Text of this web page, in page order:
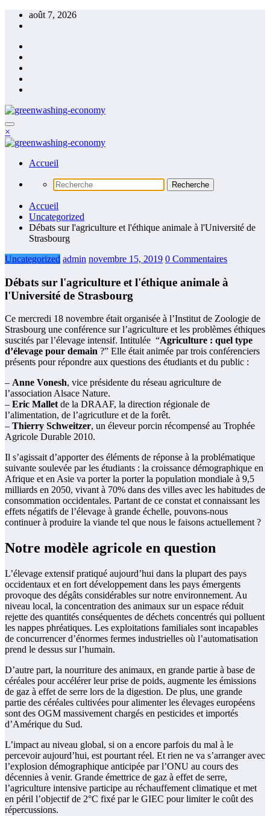
Aller
août 7, 2026
Green Economy
Green Economy
×
Green Economy
Green Economy
Accueil
Accueil
Uncategorized
Débats sur l'agriculture et l'éthique animale à l'Université de
Strasbourg
Uncategorized admin novembre 15, 2019 0 Commentaires
Débats sur l'agriculture et l'éthique animale à
l'Université de Strasbourg
Ce mercredi 18 novembre était organisée à l’Institut de Zoologie de
Strasbourg une conférence sur l’agriculture et les problèmes éthiques
suscités par l’élevage intensif. Intitulée “Agriculture : quel type
d’élevage pour demain ?” Elle était animée par trois conférenciers
présents pour répondre aux questions des étudiants et du public :
– Anne Vonesh, vice présidente du réseau agriculture de
l’association Alsace Nature.
– Eric Malletde la DRAAF, la direction régionale de
l’alimentation, de l’agricutlure et de la forêt.
– Thierry Schweitzer, un éleveur porcin récompensé au Trophée
Agricole Durable 2010.
Il s’agissait d’apporter des éléments de réponse à la problématique
suivante soulevée par les étudiants : la croissance démographique en
Afrique et en Asie va porter la porter la population mondiale à 9,5
milliards en 2050, vivant à 70% dans des villes avec les habitudes de
consommation occidentales. Partant de ce constat et connaissant les
effets négatifs de l’élevage à grande échelle, pouvons-nous
continuer à produire la viande tel que nous le faisons actuellement ?
Notre modèle agricole en question
L’élevage extensif pratiqué aujourd’hui dans la plupart des pays
occidentaux et en fort développement dans les pays émergents
provoque des dégâts considérables sur notre environnement. Au
niveau local, la concentration des animaux sur un espace réduit
rejette des quantités conséquentes de déchets concentrés qui polluent
les nappes phréatiques. Les exploitations familiales sont incapables
de concurrencer d’énormes fermes industrielles où l’automatisation
prend le dessus sur l’humain.
D’autre part, la nourriture des animaux, en grande partie à base de
céréales pour accélérer leur prise de poids, augmente les émissions
de gaz à effet de serre lors de la digestion. De plus, une grande
partie des céréales cultivées pour alimenter les élevages européens
sont des OGM massivement chargés en pesticides et importés
d’Amérique du Sud.
L’impact au niveau global, si on a encore parfois du mal à le
percevoir aujourd’hui, est pourtant réel. Et rien ne va s’arranger avec
l’explosion démographique anticipée par l’ONU au cours des
décennies à venir. Grande émettrice de gaz à effet de serre,
l’agriculture intensive participe au réchauffement climatique et met
en péril l’objectif de 2°C fixé par le GIEC pour limiter le coût des
répercussions.